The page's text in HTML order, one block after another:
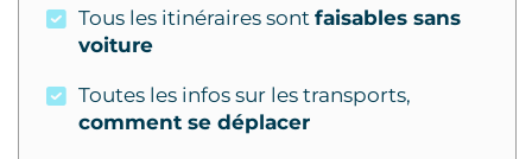
Tous les itinéraires sont faisables sans
voiture
Toutes les infos sur les transports,
comment se déplacer